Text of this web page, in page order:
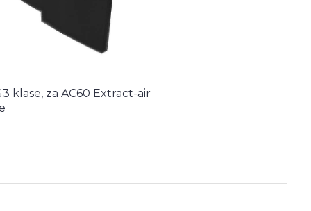
klase, za AC60 Extract-air